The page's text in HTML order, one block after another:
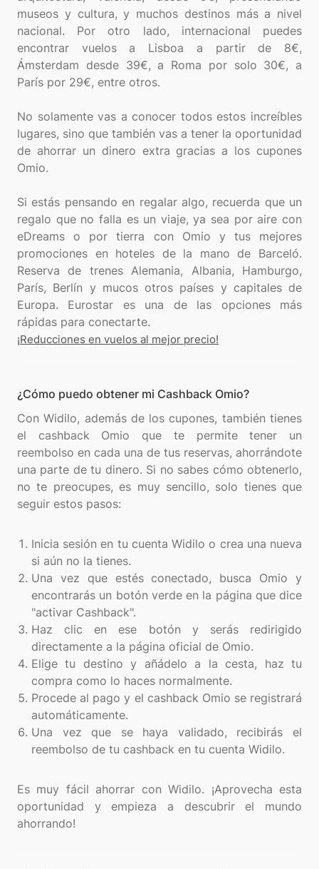
museos y cultura, y muchos destinos más a nivel
nacional. Por otro lado, internacional puedes
encontrar vuelos a Lisboa a partir de 8€,
Ámsterdam desde 39€, a Roma por solo 30€, a
París por 29€, entre otros.
No solamente vas a conocer todos estos increíbles
lugares, sino que también vas a tener la oportunidad
de ahorrar un dinero extra gracias a los cupones
Omio.
Si estás pensando en regalar algo, recuerda que un
regalo que no falla es un viaje, ya sea por aire con
eDreams o por tierra con Omio y tus mejores
promociones en hoteles de la mano de Barceló.
Reserva de trenes Alemania, Albania, Hamburgo,
París, Berlín y mucos otros países y capitales de
Europa. Eurostar es una de las opciones más
¡Reducciones en vuelos al mejor precio!
¿Cómo puedo obtener mi Cashback Omio?
Con Widilo, además de los cupones, también tienes
el cashback Omio que te permite tener un
reembolso en cada una de tus reservas, ahorrándote
una parte de tu dinero. Si no sabes cómo obtenerlo,
no te preocupes, es muy sencillo, solo tienes que
seguir estos pasos:
Inicia sesión en tu cuenta Widilo o crea una nueva
si aún no la tienes.
Una vez que estés conectado, busca Omio y
encontrarás un botón verde en la página que dice
"activar Cashback".
Haz clic en ese botón y serás redirigido
directamente a la página oficial de Omio.
Elige tu destino y añádelo a la cesta, haz tu
compra como lo haces normalmente.
Procede al pago y el cashback Omio se registrará
automáticamente.
Una vez que se haya validado, recibirás el
reembolso de tu cashback en tu cuenta Widilo.
Es muy fácil ahorrar con Widilo. ¡Aprovecha esta
oportunidad y empieza a descubrir el mundo